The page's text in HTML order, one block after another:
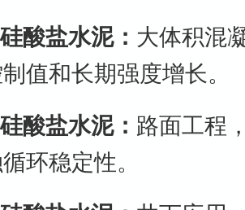
酸盐水泥： 大体积混
值和长期强度增长。
酸盐水泥： 路面工程
环稳定性。